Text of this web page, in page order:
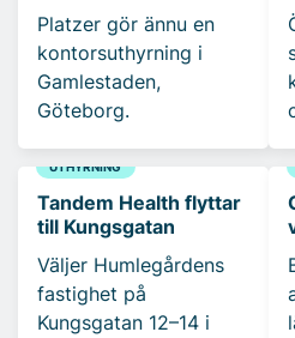
Platzer gör ännu en
kontorsuthyrning i
Gamlestaden,
Göteborg.
UTHYRNING
Tandem Health flyttar
till Kungsgatan
Väljer Humlegårdens
fastighet på
Kungsgatan 12–14 i